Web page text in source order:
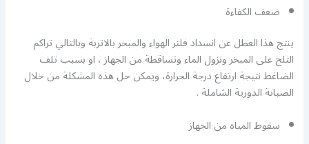
ضعف الكفاءة
ينتج هذا العطل عن انسداد فلتر الهواء والمبخر بالاتربة وبالتالي تراكم
الثلج على المبخر ونزول الماء وتساقطة من الجهاز ، او بسبب تلف
الضاغط نتيجة ارتفاع درجة الحرارة، ويمكن حل هذه المشكلة من خلال
الصيانة الدورية الشاملة .
سقوط المياه من الجهاز